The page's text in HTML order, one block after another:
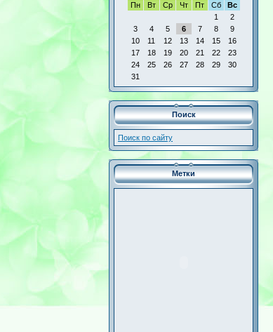
Пн
Вт Ср Чт Пт Сб
Вс
1
2
3
4 5 6 7 8
9
10
11 12 13 14 15
16
17
18 19 20 21 22
23
24
25 26 27 28 29
30
31
Поиск
Поиск по сайту
Метки